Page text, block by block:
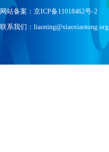
网站备案：京ICP备11018462号-2
联系我们：liaoning@xiaoxiaotong.org